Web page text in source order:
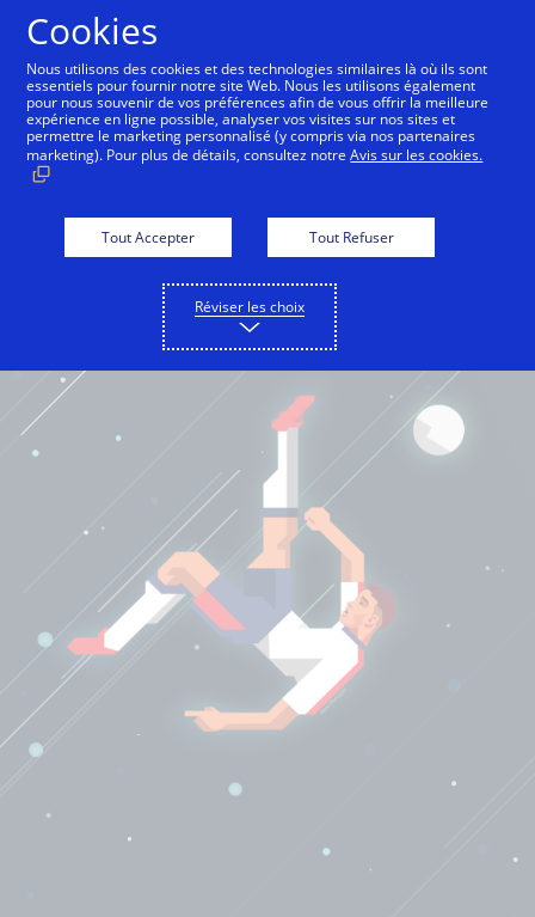
Français
Cookies
Nous utilisons des cookies et des technologies similaires là où ils sont
essentiels pour fournir notre site Web. Nous les utilisons également
pour nous souvenir de vos préférences afin de vous offrir la meilleure
expérience en ligne possible, analyser vos visites sur nos sites et
permettre le marketing personnalisé (y compris via nos partenaires
marketing). Pour plus de détails, consultez notreAvis sur les cookies.
Tout Accepter Tout Refuser
Réviser les choix